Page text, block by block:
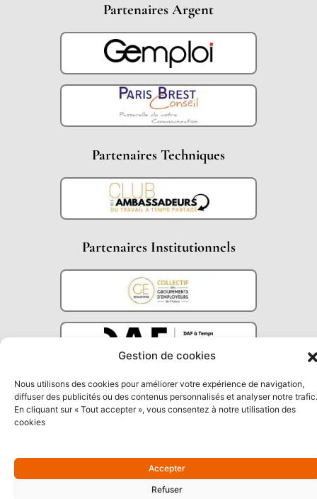
Gestion de cookies
Nous utilisons des cookies pour améliorer votre expérience de navigation,
diffuser des publicités ou des contenus personnalisés et analyser notre trafic.
En cliquant sur « Tout accepter », vous consentez à notre utilisation des
cookies
Accepter
Refuser
Partenaires Argent
Partenaires Techniques
Partenaires Institutionnels